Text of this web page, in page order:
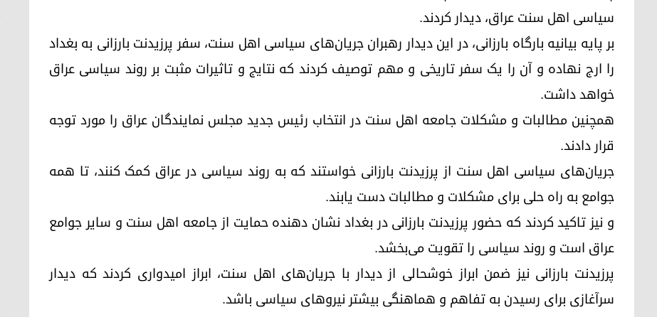
سیاسی اهل سنت عراق، دیدار کردند.
بر پایه بیانیه بارگاه بارزانی، در این دیدار رهبران جریان‌های سیاسی اهل سنت، سفر پرزیدنت بارزانی به بغداد
را ارج نهاده و آن را یک سفر تاریخی و مهم توصیف کردند که نتایج و تاثیرات مثبت بر روند سیاسی عراق
خواهد داشت.
همچنین مطالبات و مشکلات جامعه اهل سنت در انتخاب رئیس جدید مجلس نمایندگان عراق را مورد توجه
قرار دادند.
جریان‌های سیاسی اهل سنت از پرزیدنت بارزانی خواستند که به روند سیاسی در عراق کمک کنند، تا همه
جوامع به راه حلی برای مشکلات و مطالبات دست یابند.
و نیز تاکید کردند که حضور پرزیدنت بارزانی در بغداد نشان دهنده حمایت از جامعه اهل سنت و سایر جوامع
عراق است و روند سیاسی را تقویت می‌بخشد.
پرزیدنت بارزانی نیز ضمن ابراز خوشحالی از دیدار با جریان‌های اهل سنت، ابراز امیدواری کردند که دیدار
سرآغازی برای رسیدن به تفاهم و هماهنگی بیشتر نیروهای سیاسی باشد.